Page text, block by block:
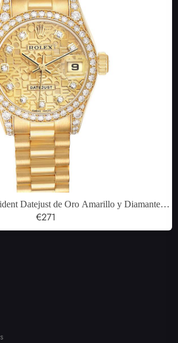
Datejust de Oro Amarillo y Diamantes
para Mujer Relojes 179158
€271